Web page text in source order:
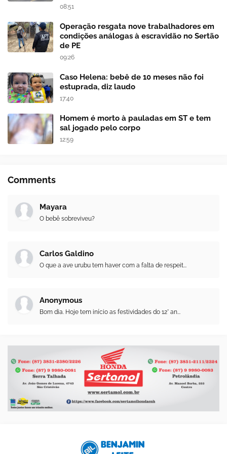
08:51
Operação resgata nove trabalhadores em
condições análogas à escravidão no Sertão
de PE
09:26
Caso Helena: bebê de 10 meses não foi
estuprada, diz laudo
17:40
Homem é morto à pauladas em ST e tem
sal jogado pelo corpo
12:59
Comments
Mayara
O bebê sobreviveu?
Carlos Galdino
O que a ave urubu tem haver com a falta de respeit...
Anonymous
Bom dia. Hoje tem início as festividades do 12° an...